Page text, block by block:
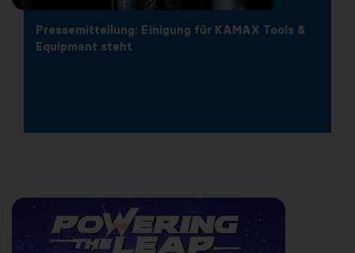
Pressemitteilung: Einigung für KAMAX Tools &
Equipment steht